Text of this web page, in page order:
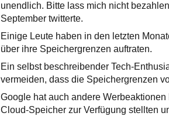
unendlich. Bitte lass mich nicht
September twitterte.
Einige Leute haben in den letzten
über ihre Speichergrenzen auftraten.
Ein selbst beschreibender Tech-
vermeiden, dass die Speichergrenzen
Google hat auch andere
Cloud-Speicher zur Verfügung stellten